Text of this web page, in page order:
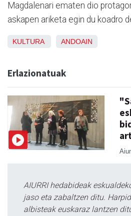
Magdalenari ematen dio
askapen ariketa egin du koadro
KULTURA ANDOAIN
Erlazionatuak
AIURRI hedabideak
jaso eta zabaltzen ditu.
albisteak euskaraz lantzen